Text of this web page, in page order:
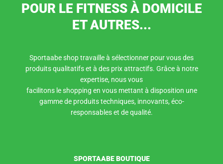
POUR LE FITNESS À DOMICILE
ET AUTRES...
Sportaabe shop travaille à sélectionner pour vous des
produits qualitatifs et à des prix attractifs. Grâce à notre
expertise, nous vous
facilitons le shopping en vous mettant à disposition une
gamme de produits techniques, innovants, éco-
responsables et de qualité.
SPORTAABE BOUTIQUE